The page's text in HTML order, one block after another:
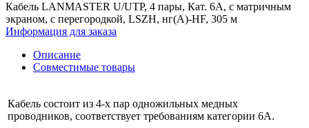
Кабель LANMASTER U/UTP, 4 пары, Кат. 6A, с матричным
экраном, с перегородкой, LSZH, нг(A)-HF, 305 м
Информация для заказа
Описание
Совместимые товары
Кабель состоит из 4-х пар одножильных медных
проводников, соответствует требованиям категории 6А.